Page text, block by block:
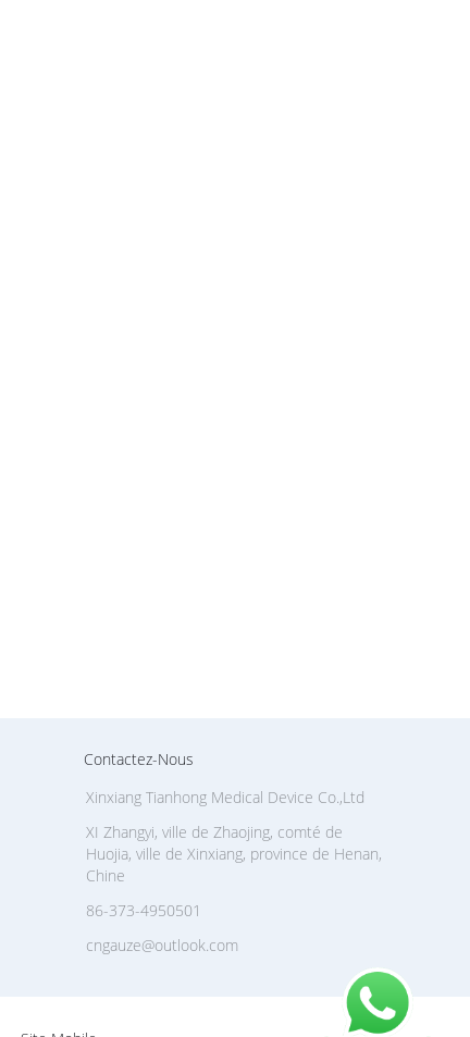
Contactez-Nous
Xinxiang Tianhong Medical Device Co.,Ltd
XI Zhangyi, ville de Zhaojing, comté de
Huojia, ville de Xinxiang, province de Henan,
Chine
86-373-4950501
cngauze@outlook.com